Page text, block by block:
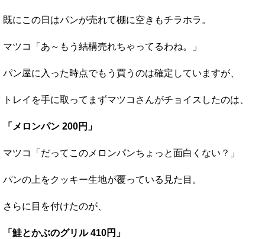
既にこの日はパンが売れて棚に空きもチラホラ。
マツコ「あ～もう結構売れちゃってるわね。」
パン屋に入った時点でもう買うのは確定していますが、
トレイを手に取ってまずマツコさんがチョイスしたのは、
「メロンパン 200円」
マツコ「だってこのメロンパンちょっと面白くない？」
パンの上をクッキー生地が覆っている見た目。
さらに目を付けたのが、
「鮭とかぶのグリル 410円」